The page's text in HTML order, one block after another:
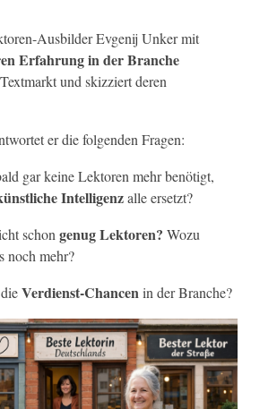
Ausbilder Evgenij Unker mit
Erfahrung in der Branche
und skizziert deren
er die folgenden Fragen:
gar keine Lektoren mehr benötigt,
Intelligenzalle ersetzt?
schon genug Lektoren? Wozu
noch mehr?
Verdienst-Chancen in der Branche?